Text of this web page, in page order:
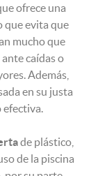
ofrece una
que evita que
mucho que
caídas o
Además,
en su justa
efectiva.
de plástico,
de la piscina